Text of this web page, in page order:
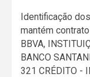
Identificação
mantém
BBVA,
BANCO
321 CRÉDITO -